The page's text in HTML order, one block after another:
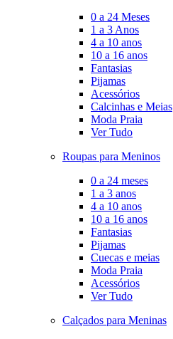
0 a 24 Meses
1 a 3 Anos
4 a 10 anos
10 a 16 anos
Fantasias
Pijamas
Acessórios
Calcinhas e Meias
Moda Praia
Ver Tudo
Roupas para Meninos
0 a 24 meses
1 a 3 anos
4 a 10 anos
10 a 16 anos
Fantasias
Pijamas
Cuecas e meias
Moda Praia
Acessórios
Ver Tudo
Calçados para Meninas